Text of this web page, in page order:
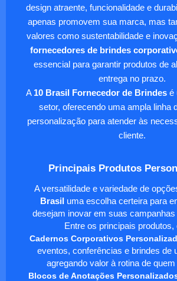
design atraente, funcionalidade e
apenas promovem sua marca, mas
valores como sustentabilidade e
fornecedores de brindes
essencial para garantir produtos de
entrega no prazo.
A 10 Brasil Fornecedor de Brindes é
setor, oferecendo uma ampla linha
personalização para atender às
cliente.
Principais Produtos
A versatilidade e variedade de
Brasiluma escolha certeira para
desejam inovar em suas
Entre os principais produtos,
Cadernos Corporativos
eventos, conferências e brindes de
agregando valor à rotina de
Blocos de Anotações